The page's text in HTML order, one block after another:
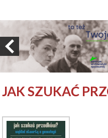
JAK SZUKAĆ